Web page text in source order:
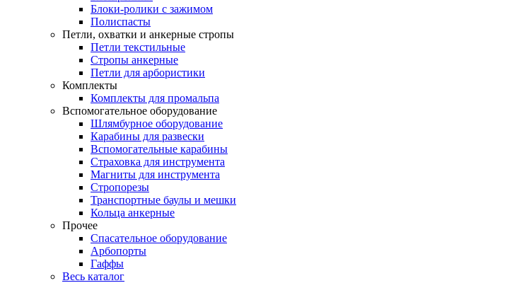
Блоки-ролики с зажимом
Полиспасты
Петли, охватки и анкерные стропы
Петли текстильные
Стропы анкерные
Петли для арбористики
Комплекты
Комплекты для промальпа
Вспомогательное оборудование
Шлямбурное оборудование
Карабины для развески
Вспомогательные карабины
Страховка для инструмента
Магниты для инструмента
Стропорезы
Транспортные баулы и мешки
Кольца анкерные
Прочее
Спасательное оборудование
Арбопорты
Гаффы
Весь каталог